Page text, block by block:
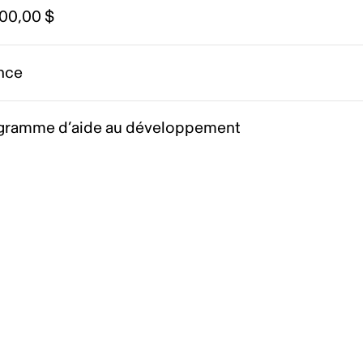
$
d’aide au développement